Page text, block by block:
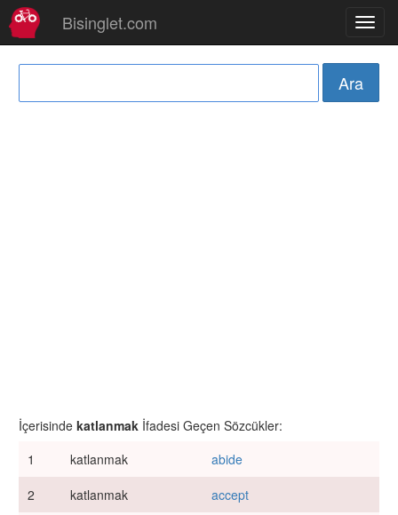
Bisinglet.com
İçerisinde katlanmak İfadesi Geçen Sözcükler:
1
katlanmak
abide
2
katlanmak
accept